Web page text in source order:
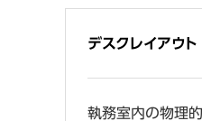
デスクレイアウト
執務室内の物理的